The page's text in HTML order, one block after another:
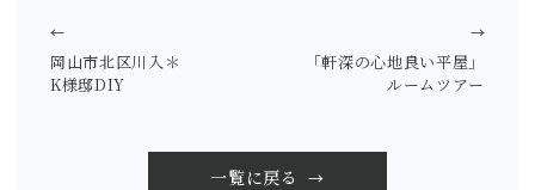
岡山市北区川入＊
K様邸DIY
←
一覧に戻る
「軒深の心地良い平屋」
ルームツアー
→